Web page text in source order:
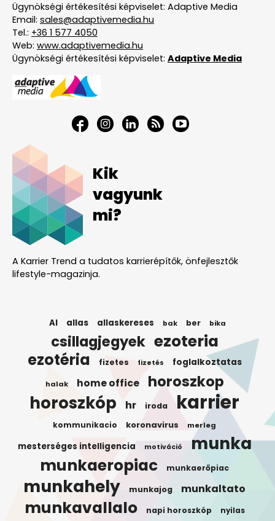
Ügynökségi értékesítési képviselet: Adaptive Media
Email: sales@adaptivemedia.hu
Tel.: +36 1 577 4050
Web: www.adaptivemedia.hu
Ügynökségi értékesítési képviselet: Adaptive Media
Kik
vagyunk
mi?
A Karrier Trend a tudatos karrierépítők, önfejlesztők
lifestyle-magazinja.
AI allas allaskereses bak ber bika
csillagjegyek ezoteria
ezotéria fizetes fizetés foglalkoztatas
halak home office horoszkop
horoszkóp hr iroda karrier
kommunikacio koronavirus merleg
mesterséges intelligencia motiváció munka
munkaeropiac munkaerőpiac
munkahely munkajog munkaltato
munkavallalo napi horoszkóp nyilas